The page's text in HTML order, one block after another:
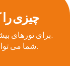
چیزی را
برای تورهای بیشتر یا موارد دیگر می توانید با ما تماس بگیرید.
شما می توانید 24/7 با تیم پشتیبانی ما تماس بگیرید.